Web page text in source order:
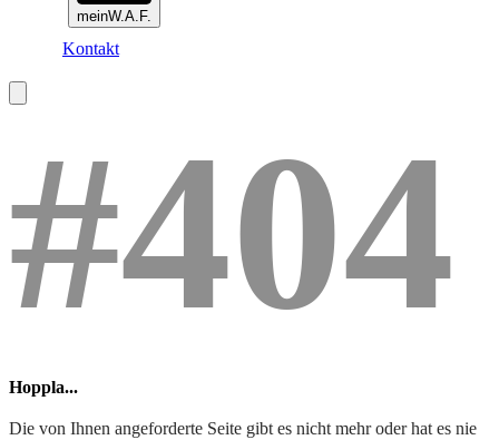
meinW.A.F.
Kontakt
#404
Hoppla...
Die von Ihnen angeforderte Seite gibt es nicht mehr oder hat es nie